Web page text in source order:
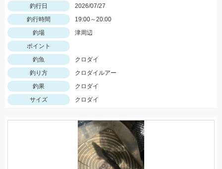
釣行日
2026/07/27
釣行時間
19:00～20:00
釣場
津周辺
ポイント
釣魚
クロダイ
釣り方
クロダイルアー
釣果
クロダイ
サイズ
クロダイ